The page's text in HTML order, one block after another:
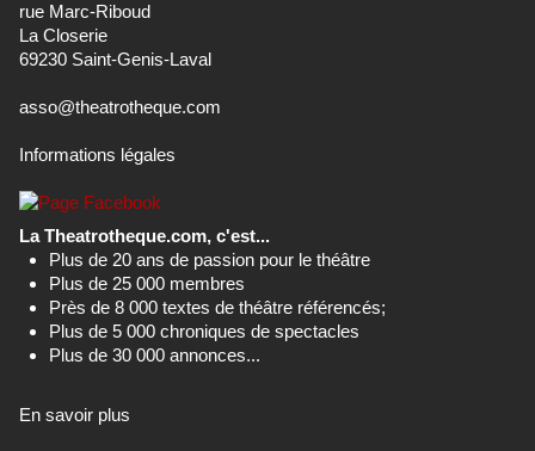
rue Marc-Riboud
La Closerie
69230 Saint-Genis-Laval
asso@theatrotheque.com
Informations légales
La Theatrotheque.com, c'est...
Plus de 20 ans de passion pour le théâtre
Plus de 25 000 membres
Près de 8 000 textes de théâtre référencés;
Plus de 5 000 chroniques de spectacles
Plus de 30 000 annonces...
En savoir plus